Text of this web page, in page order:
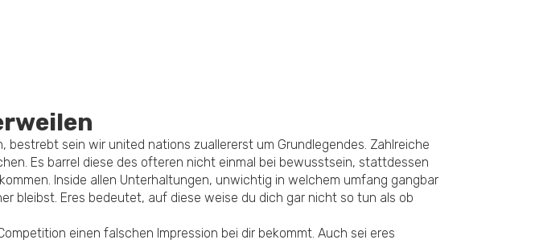
sein wir united nations zuallererst um Grundlegendes. Zahlreiche
Es barrel diese des ofteren nicht einmal bei bewusstsein, stattdessen
Inside allen Unterhaltungen, unwichtig in welchem umfang gangbar
bleibst. Eres bedeutet, auf diese weise du dich gar nicht so tun als ob
einen falschen Impression bei dir bekommt. Auch sei eres